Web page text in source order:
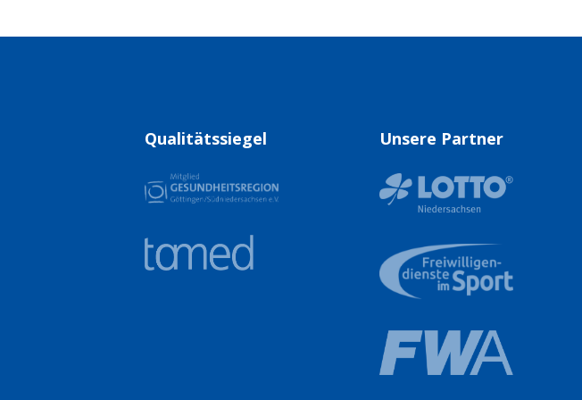
Qualitätssiegel Unsere Partner